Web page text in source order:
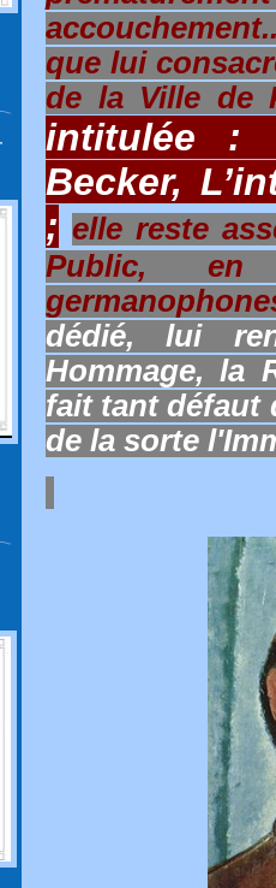
que lui
de la Ville de
intitulée :
Becker,
; elle reste
Public,
dédié, lui
Hommage, la
fait tant défaut
de la sorte